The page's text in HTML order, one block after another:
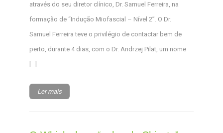
através do seu diretor clínico, Dr. Samuel Ferreira, na
formação de “Indução Miofascial – Nível 2”. O Dr.
Samuel Ferreira teve o privilégio de contactar bem de
perto, durante 4 dias, com o Dr. Andrzej Pilat, um nome
[…]
Ler mais